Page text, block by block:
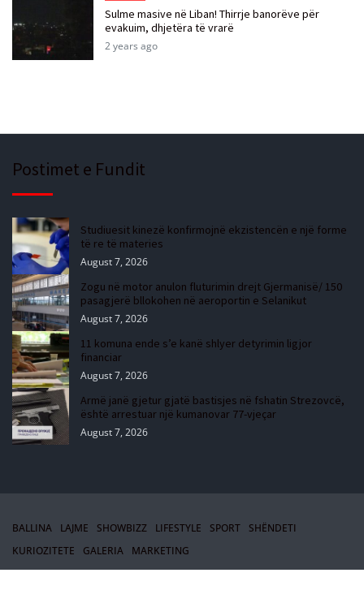
Sulme masive në Liban! Thirrje banorëve për
evakuim, dhjetëra të vrarë
2 years ago
Postimet e Fundit
Studiuesit kinezë konfirmojnë ekzistencën e një forme
të re të materies
August 7, 2026
Zogu në motor anulon fluturimin drejt Gjermanisë/ 150
pasagjerë bllokohen në aeroportin e Selanikut
August 7, 2026
11 komuna ende s’e kanë shlyer detyrimin ligjor
financiar
August 7, 2026
Armë janë gjetur gjatë bastisjes në fshatin Strezovcë,
është arrestuar një kumanovar 77-vjeçar
August 7, 2026
BALLINA LAJME SHOWBIZZ LIFESTYLE SPORT
SHËNDETI
KURIOZITETE
GALERIA MARKETING